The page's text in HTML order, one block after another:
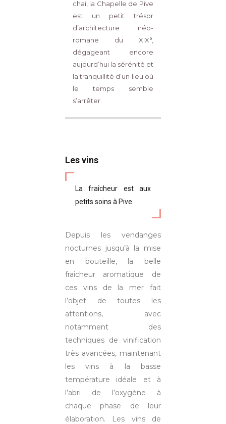
chai, la Chapelle de Pive
est un petit trésor
d’architecture néo-
romane du XIX°,
dégageant encore
aujourd’hui la sérénité et
la tranquillité d’un lieu où
le temps semble
s’arrêter.
Les vins
La fraîcheur est aux
petits soins à Pive.
Depuis les vendanges
nocturnes jusqu’à la mise
en bouteille, la belle
fraîcheur aromatique de
ces vins de la mer fait
l’objet de toutes les
attentions, avec
notamment des
techniques de vinification
très avancées, maintenant
les vins à la basse
température idéale et à
l’abri de l’oxygène à
chaque phase de leur
élaboration. Les vins de